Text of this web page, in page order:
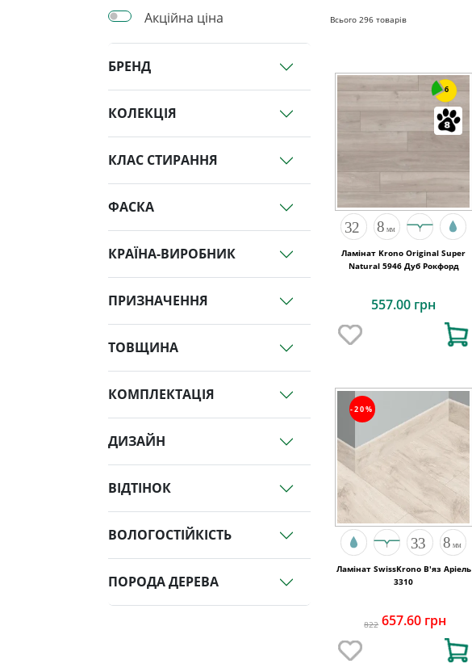
Акційна ціна
БРЕНД
КОЛЕКЦІЯ
КЛАС СТИРАННЯ
ФАСКА
КРАЇНА-ВИРОБНИК
ПРИЗНАЧЕННЯ
ТОВЩИНА
КОМПЛЕКТАЦІЯ
ДИЗАЙН
ВІДТІНОК
ВОЛОГОСТІЙКІСТЬ
ПОРОДА ДЕРЕВА
Всього296 товарів
6
Ламінат Krono Original Super
Natural 5946 Дуб Рокфорд
557.00 грн
-20%
Ламінат SwissKrono В'яз Аріель
3310
822 657.60 грн